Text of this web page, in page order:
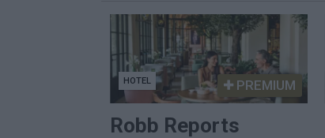
HOTEL PREMIUM
Robb Reports